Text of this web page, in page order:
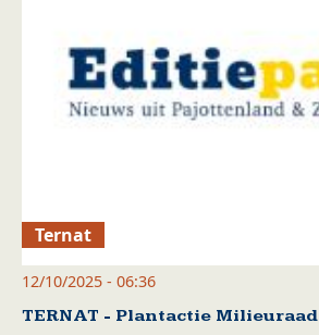
Ternat
12/10/2025 - 06:36
TERNAT - Plantactie Milieuraad